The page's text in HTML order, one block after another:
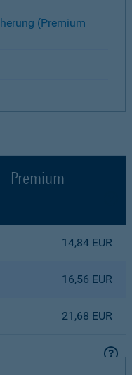
(Premium
Premium
14,84 EUR
16,56 EUR
21,68 EUR